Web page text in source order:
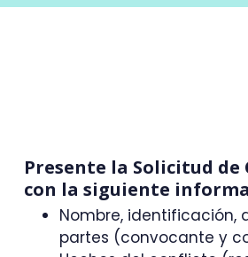
Presente la Solicitud de
con la siguiente
Nombre, identificación,
partes (convocante y